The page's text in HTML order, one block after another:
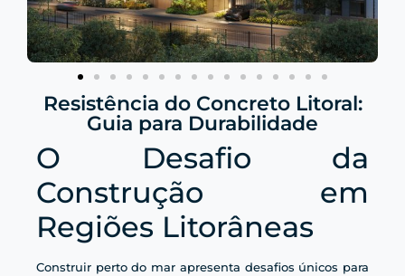
Resistência do Concreto Litoral:
Guia para Durabilidade
O Desafio da
Construção em
Regiões Litorâneas
Construir perto do mar apresenta desafios únicos para